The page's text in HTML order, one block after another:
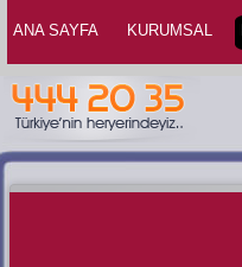
ANA SAYFA KURUMSAL